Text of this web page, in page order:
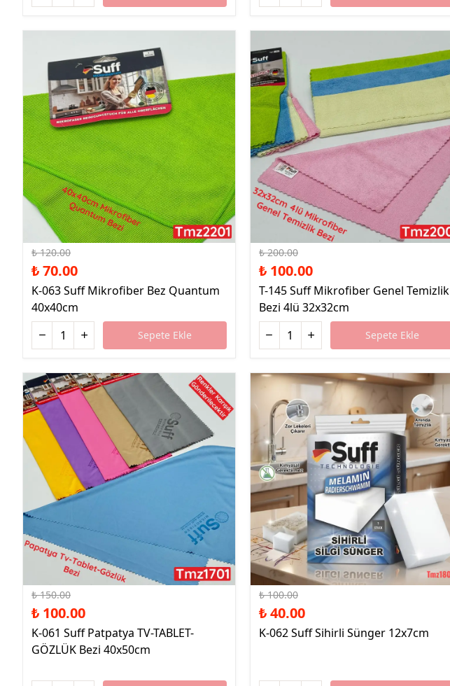
%42 İndirim
₺ 120.00
₺ 70.00
K-063 Suff Mikrofiber Bez Quantum
40x40cm
Sepete Ekle
%50 İndirim
₺ 200.00
₺ 100.00
T-145 Suff Mikrofiber Genel Temizlik
Bezi 4lü 32x32cm
Sepete Ekle
%33 İndirim
₺ 150.00
₺ 100.00
K-061 Suff Patpatya TV-TABLET-
GÖZLÜK Bezi 40x50cm
%60 İndirim
₺ 100.00
₺ 40.00
K-062 Suff Sihirli Sünger 12x7cm